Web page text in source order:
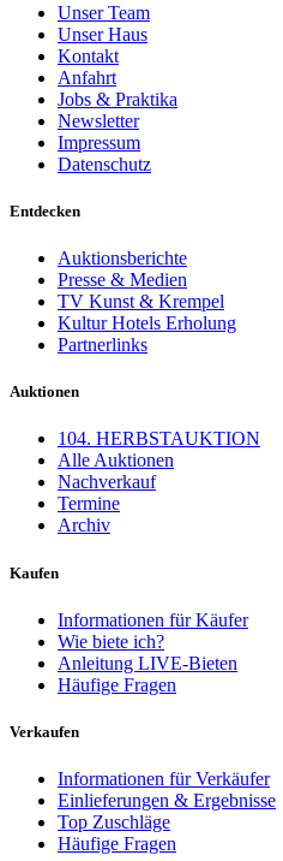
Unser Team
Unser Haus
Kontakt
Anfahrt
Jobs & Praktika
Newsletter
Impressum
Datenschutz
Entdecken
Auktionsberichte
Presse & Medien
TV Kunst & Krempel
Kultur Hotels Erholung
Partnerlinks
Auktionen
104. HERBSTAUKTION
Alle Auktionen
Nachverkauf
Termine
Archiv
Kaufen
Informationen für Käufer
Wie biete ich?
Anleitung LIVE-Bieten
Häufige Fragen
Verkaufen
Informationen für Verkäufer
Einlieferungen & Ergebnisse
Top Zuschläge
Häufige Fragen